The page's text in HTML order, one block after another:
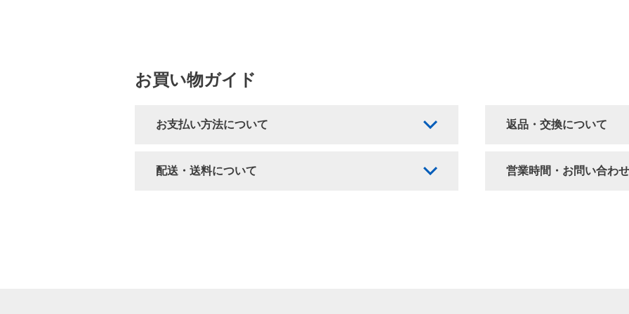
お買い物ガイド
お支払い方法について
配送・送料について
返品・交換について
営業時間・お問い合わ